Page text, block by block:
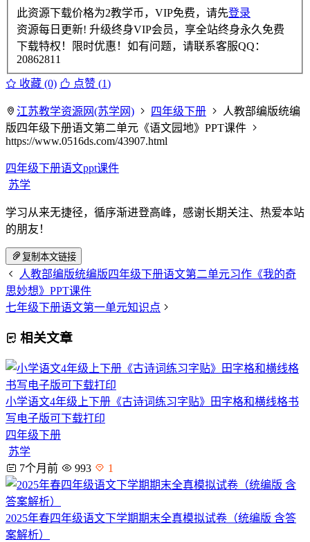
此资源下载价格为2教学币，VIP免费，请先登录
资源每日更新! 升级终身VIP会员，享全站终身永久免费
下载特权！限时优惠！如有问题，请联系客服QQ：
20862811
收藏 (0) 点赞 (1)
江苏教学资源网(苏学网) 四年级下册
人教部编版统编
版四年级下册语文第二单元《语文园地》PPT课件
https://www.0516ds.com/43907.html
四年级下册语文ppt课件
苏学
学习从来无捷径，循序渐进登高峰，感谢长期关注、热爱本站
的朋友！
复制本文链接
人教部编版统编版四年级下册语文第二单元习作《我的奇
思妙想》PPT课件
七年级下册语文第一单元知识点
相关文章
小学语文4年级上下册《古诗词练习字贴》田字格和横线格书
写电子版可下载打印
四年级下册
苏学
7个月前
993 1
2025年春四年级语文下学期期末全真模拟试卷（统编版 含答
案解析）